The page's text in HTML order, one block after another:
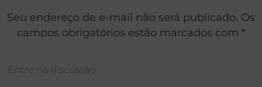
Seu endereço de e-mail não será publicado. Os
campos obrigatórios estão marcados com *